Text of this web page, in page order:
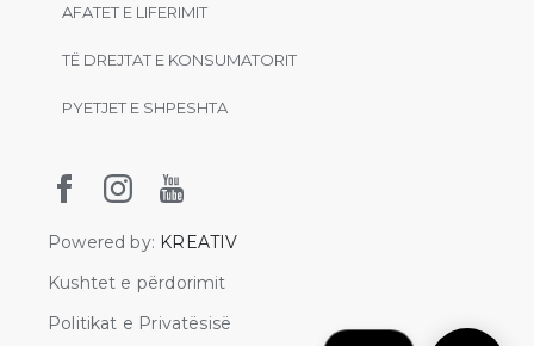
AFATET E LIFERIMIT
TË DREJTAT E KONSUMATORIT
PYETJET E SHPESHTA
Powered by: KREATIV
Kushtet e përdorimit
Politikat e Privatësisë